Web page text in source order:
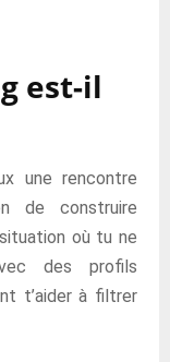
est-il
une rencontre
de construire
où tu ne
des profils
t’aider à filtrer